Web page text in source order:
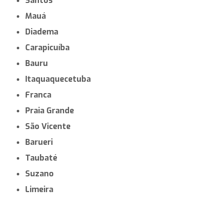
Mauá
Diadema
Carapicuíba
Bauru
Itaquaquecetuba
Franca
Praia Grande
São Vicente
Barueri
Taubaté
Suzano
Limeira